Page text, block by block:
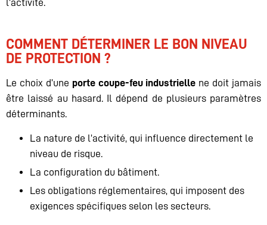
l’activité.
COMMENT DÉTERMINER LE BON NIVEAU
DE PROTECTION ?
Le choix d’une porte coupe-feu industrielle ne doit jamais
être laissé au hasard. Il dépend de plusieurs paramètres
déterminants.
La nature de l’activité, qui influence directement le
niveau de risque.
La configuration du bâtiment.
Les obligations réglementaires, qui imposent des
exigences spécifiques selon les secteurs.